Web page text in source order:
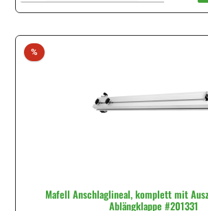
%Rabatt
Mafell Anschlaglineal, komplett mit
Ablängklappe #201331